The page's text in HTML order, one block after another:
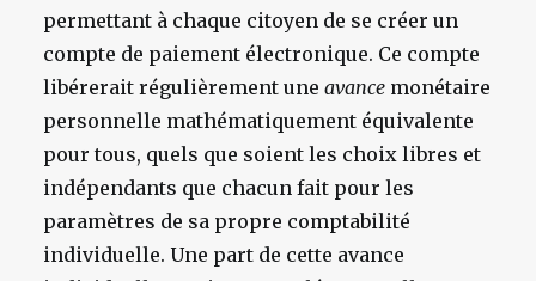
permettant à chaque citoyen de se créer un
compte de paiement électronique. Ce compte
libérerait régulièrement une avance monétaire
personnelle mathématiquement équivalente
pour tous, quels que soient les choix libres et
indépendants que chacun fait pour les
paramètres de sa propre comptabilité
individuelle. Une part de cette avance